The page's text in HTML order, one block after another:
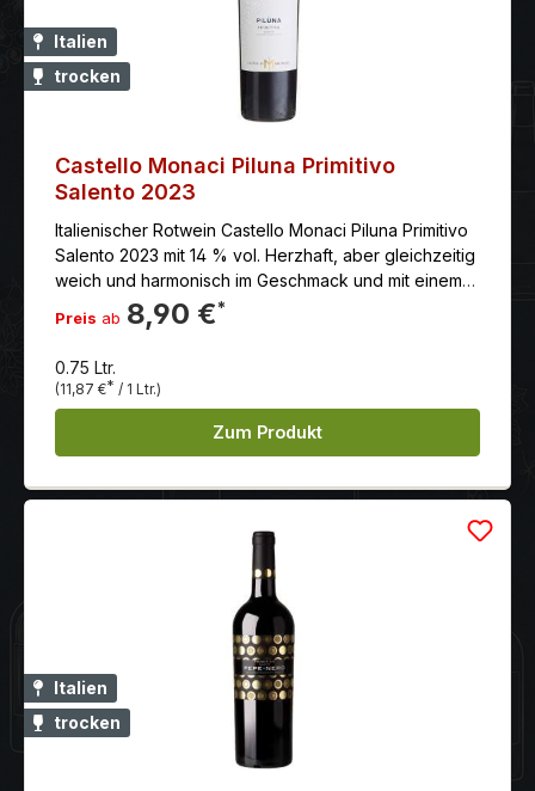
Italien
trocken
Castello Monaci Piluna Primitivo
Salento 2023
Italienischer Rotwein Castello Monaci Piluna Primitivo
Salento 2023 mit 14 % vol. Herzhaft, aber gleichzeitig
weich und harmonisch im Geschmack und mit einem
langen und angenehmen Nachhall.
Preis ab 8,90 €*
0.75 Ltr.
(11,87 €* / 1 Ltr.)
Zum Produkt
Italien
trocken